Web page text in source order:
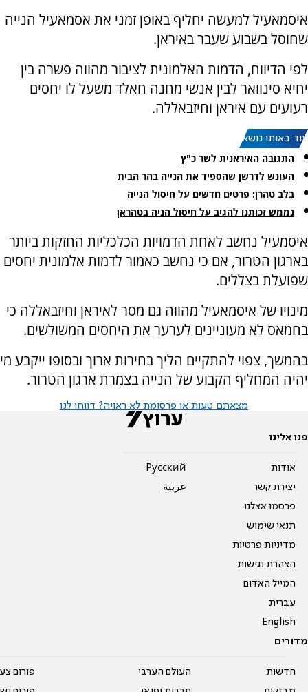
איסמאעיל למעשה יחליף באופן זמני את אסמאעיל הנייה
שחוסל בשבוע שעבר באיראן.
לפי הדיווח, הדמות האלמונית לציבור מהווה פשרה בין
יחיא סינוואר לבין אנשי מחנה חאלד משעל לו יחסים
רעועים עם איראן וחיזבאללה.
עוד באותו נושא:
התגובה האיראנית לשר כ"ץ
העונש לדרשן שהספיד את הנייה בהר הבית
בלב טהרן: פרטים חדשים על חיסול הנייה
נממש זכותנו להגיב על חיסול הניה בטהראן
איסמעיל נחשב לאחת הדמויות הכלכליות החזקות ביותר
בארגון הטרור, אם כי נחשב כאמור לדמות אלמונית יחסים
שפועלת בצללים.
מינויו של איסמאעיל מהווה גם מסר לאיראן וחיזבאללה כי
בחמאס לא מעוניינים לערער את היחסים המשולשים.
בהמשך, צפוי להתקיים הליך בחירות ארוך ובסופו ייקבע מי
יהיה המחליף הקבוע של הנייה בצמרת ארגון הטרור.
מצאתם טעות או פרסומת לא ראויה? דווחו לנו
פנו אלינו
אודות
יצירת קשר
פרסמו אצלנו
תנאי שימוש
מדיניות פרטיות
הצהרת נגישות
המייל האדום
עברית
English
Pусский
عربية
מדורים
חדשות
העולם הערבי
פורום